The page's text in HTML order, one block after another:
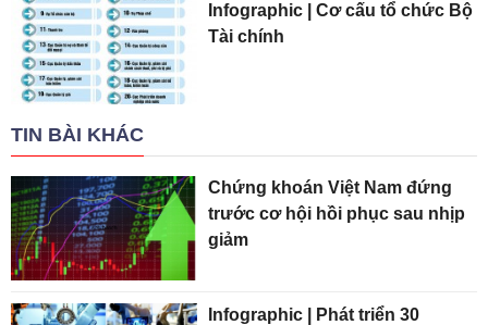
Infographic | Cơ cấu tổ chức Bộ
Tài chính
TIN BÀI KHÁC
Chứng khoán Việt Nam đứng
trước cơ hội hồi phục sau nhịp
giảm
Infographic | Phát triển 30